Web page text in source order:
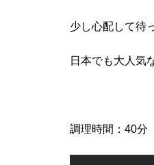
少し心配して待
日本でも大人気
調理時間：40分